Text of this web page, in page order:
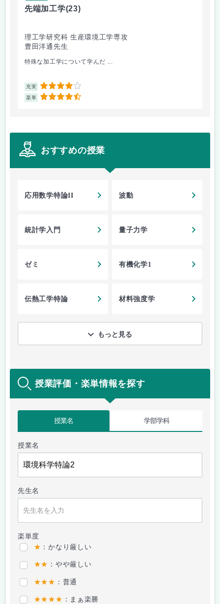
先端加工学(23)
理工学研究科 生産環境工学専攻
豊田洋通先生
特殊な加工学について学んだ ...
充実 4
楽単 4.5
おすすめの授業
応用数学特論II 波動
統計学入門 量子力学
ゼミ 有機化学1
伝熱工学特論 材料強度学
もっと見る
授業評価・楽単情報を探す
授業名 学部学科
授業名
先生名
楽単度
★ ：かなり厳しい
★★ ：やや厳しい
★★★ ：普通
★★★★ ：まぁ楽勝